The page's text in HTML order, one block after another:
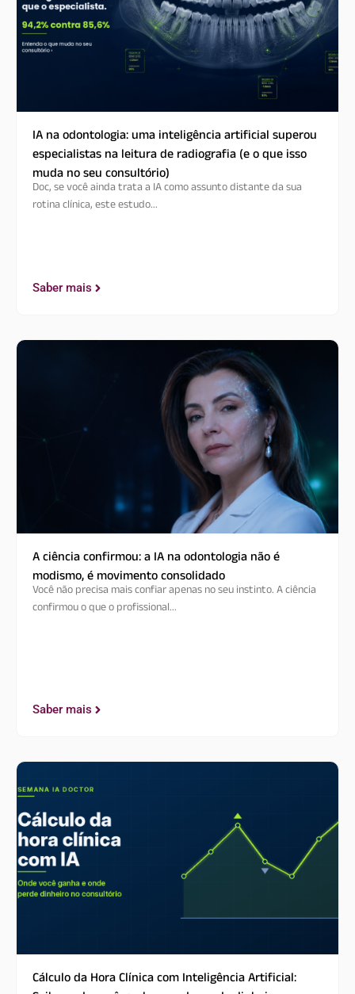
IA na odontologia: uma inteligência artificial superou
especialistas na leitura de radiografia (e o que isso
muda no seu consultório)
Doc, se você ainda trata a IA como assunto distante da sua
rotina clínica, este estudo...
Saber mais
A ciência confirmou: a IA na odontologia não é
modismo, é movimento consolidado
Você não precisa mais confiar apenas no seu instinto. A ciência
confirmou o que o profissional...
Saber mais
Cálculo da Hora Clínica com Inteligência Artificial: